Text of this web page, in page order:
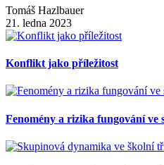
Tomáš Hazlbauer
21. ledna 2023
Konflikt jako příležitost
Fenomény a rizika fungování ve